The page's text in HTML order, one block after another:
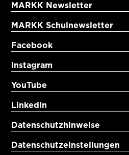
MARKK Newsletter
MARKK Schulnewsletter
Facebook
Instagram
YouTube
LinkedIn
Datenschutzhinweise
Datenschutzeinstellungen